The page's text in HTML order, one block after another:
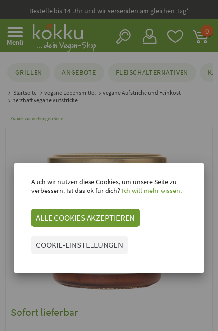
Bestelle bis 14 Uhr und wir versenden am gleichen Tag*
Menü
0
GRILLEN ANGEBOTE FLEISCHALTERNATIVEN
Startseite vegane Lebensmittel
vegane Aufstriche und Feinkost
herzhaft vegane Aufstriche
Zurück zur vorherigen Seite
Sofort lieferbar
Auch wir nutzen diese Cookies, um unsere Seite zu
verbessern. Ist das ok für dich? Ich will mehr wissen.
ALLE COOKIES AKZEPTIEREN
COOKIE-EINSTELLUNGEN